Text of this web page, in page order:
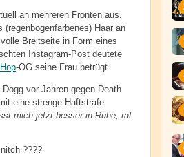
an mehreren Fronten aus.
(regenbogenfarbenes) Haar an
Breitseite in Form eines
Instagram-Post deutete
-OG seine Frau betrügt.
vor Jahren gegen Death
eine strenge Haftstrafe
mich jetzt besser in Ruhe, rat
????